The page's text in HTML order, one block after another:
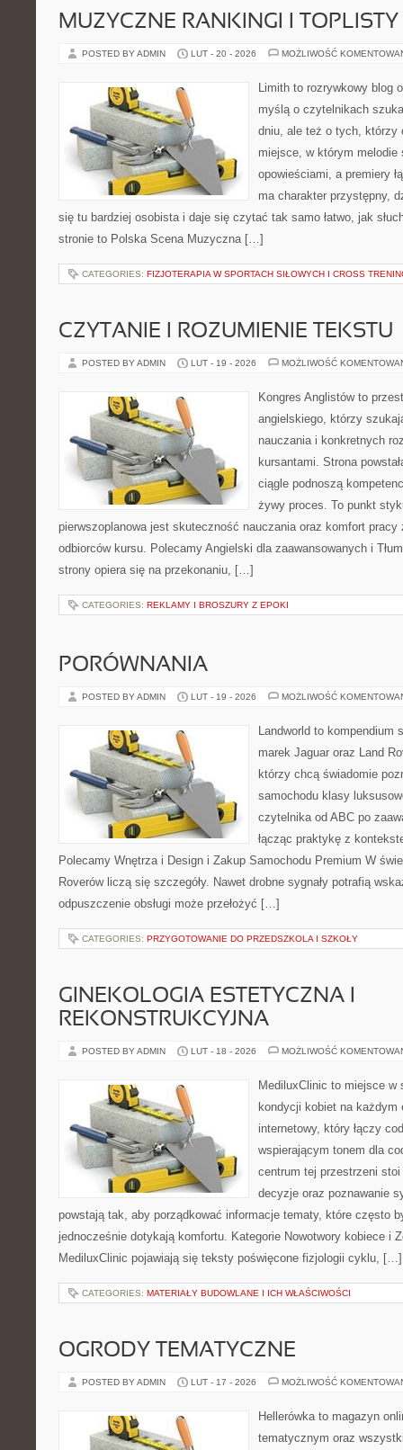
MUZYCZNE RANKINGI I TOPLISTY
POSTED BY ADMIN LUT - 20 - 2026 MOŻLIWOŚĆ
Limith to rozrywkowy blog
myślą o czytelnikach
dniu, ale też o tych, którzy
miejsce, w którym melodie
opowieściami, a premiery
ma charakter przystępny,
się tu bardziej osobista i daje się czytać tak samo łatwo, jak
stronie to Polska Scena Muzyczna […]
CATEGORIES: FIZJOTERAPIA W SPORTACH SIŁOWYCH I CROSS
CZYTANIE I ROZUMIENIE TEKSTU
POSTED BY ADMIN LUT - 19 - 2026 MOŻLIWOŚĆ
Kongres Anglistów to
angielskiego, którzy
nauczania i konkretnych
kursantami. Strona
ciągle podnoszą
żywy proces. To punkt
pierwszoplanowa jest skuteczność nauczania oraz komfort
odbiorców kursu. Polecamy Angielski dla zaawansowanych i
strony opiera się na przekonaniu, […]
CATEGORIES: REKLAMY I BROSZURY Z EPOKI
PORÓWNANIA
POSTED BY ADMIN LUT - 19 - 2026 MOŻLIWOŚĆ
Landworld to kompendium
marek Jaguar oraz Land
którzy chcą świadomie
samochodu klasy
czytelnika od ABC po
łącząc praktykę z
Polecamy Wnętrza i Design i Zakup Samochodu Premium W
Roverów liczą się szczegóły. Nawet drobne sygnały potrafią
odpuszczenie obsługi może przełożyć […]
CATEGORIES: PRZYGOTOWANIE DO PRZEDSZKOLA I SZKOŁY
GINEKOLOGIA ESTETYCZNA I
REKONSTRUKCYJNA
POSTED BY ADMIN LUT - 18 - 2026 MOŻLIWOŚĆ
MediluxClinic to miejsce
kondycji kobiet na każdym
internetowy, który łączy
wspierającym tonem dla
centrum tej przestrzeni
decyzje oraz poznawanie
powstają tak, aby porządkować informacje tematy, które często
jednocześnie dotykają komfortu. Kategorie Nowotwory kobiece i
MediluxClinic pojawiają się teksty poświęcone fizjologii cyklu, […]
CATEGORIES: MATERIAŁY BUDOWLANE I ICH WŁAŚCIWOŚCI
OGRODY TEMATYCZNE
POSTED BY ADMIN LUT - 17 - 2026 MOŻLIWOŚĆ
Hellerówka to magazyn
tematycznym oraz